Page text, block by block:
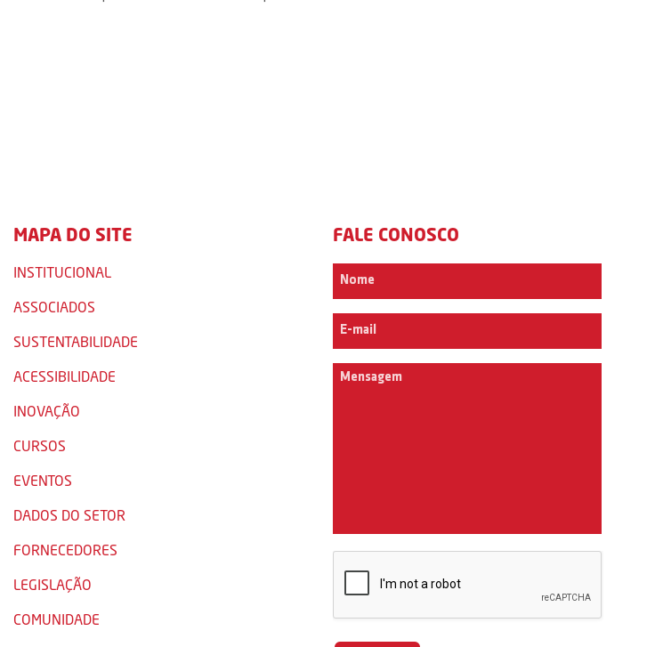
MAPA DO SITE
INSTITUCIONAL
ASSOCIADOS
SUSTENTABILIDADE
ACESSIBILIDADE
INOVAÇÃO
CURSOS
EVENTOS
DADOS DO SETOR
FORNECEDORES
LEGISLAÇÃO
COMUNIDADE
FALE CONOSCO